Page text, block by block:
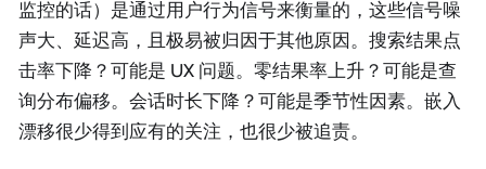
监控的话）是通过用户行为信号来衡量的，这些信号噪
声大、延迟高，且极易被归因于其他原因。搜索结果点
击率下降？可能是 UX 问题。零结果率上升？可能是查
询分布偏移。会话时长下降？可能是季节性因素。嵌入
漂移很少得到应有的关注，也很少被追责。